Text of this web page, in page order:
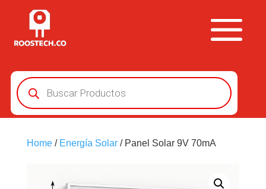
Búsqueda
de
productos
Home/ Energía Solar/ Panel Solar 9V 70mA